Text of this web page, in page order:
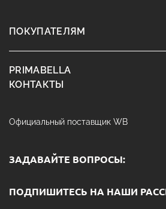
ПОКУПАТЕЛЯМ
PRIMABELLA
КОНТАКТЫ
Официальный поставщик WB
ЗАДАВАЙТЕ ВОПРОСЫ:
ПОДПИШИТЕСЬ НА НАШИ